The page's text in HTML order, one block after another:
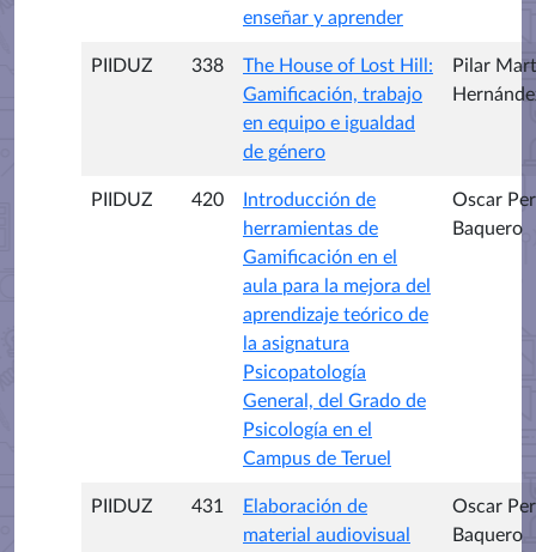
enseñar y aprender
PIIDUZ 338
The House of Lost Hill:
Gamificación, trabajo
en equipo e igualdad
de género
Pilar
PIIDUZ 420
Introducción de
herramientas de
Gamificación en el
aula para la mejora del
aprendizaje teórico de
la asignatura
Psicopatología
General, del Grado de
Psicología en el
Campus de Teruel
Oscar
Baquero
PIIDUZ 431
Elaboración de
material audiovisual
Oscar
Baquero